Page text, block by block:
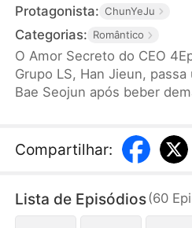
Protagonista: ChunYeJu
Categorias: Romântico
O Amor Secreto do CEO
Grupo LS, Han Jieun,
Bae Seojun após beber
vira secretária do
desconfiar, as mentiras de
Seojun finalmente acabam
sentimentos um pelo outro.
Compartilhar:
Lista de Episódios(60